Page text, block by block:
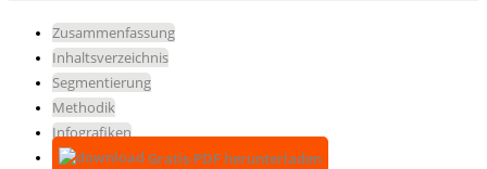
Zusammenfassung
Inhaltsverzeichnis
Segmentierung
Methodik
Infografiken
Gratis-PDF herunterladen